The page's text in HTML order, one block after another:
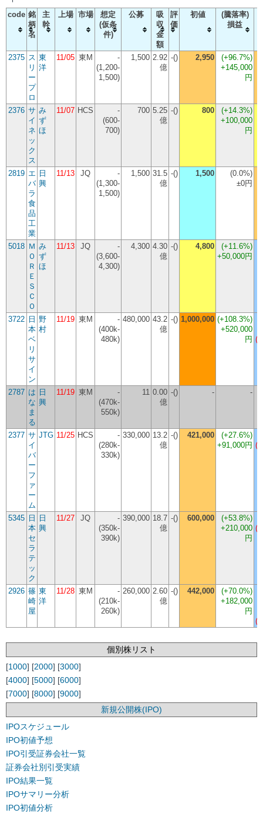
code 銘
柄
名
主
幹
上場 市場
想定
(仮条
件)
公募
吸
収
金
額
評
価
初値
(騰落率)
損益
2375 ス
リ
ー
プ
ロ
東
洋
11/05 東M
-
(1,200-
1,500)
1,500 2.92
億
-() 2,950 (+96.7%)
+145,000
円
2376 サ
イ
ネ
ッ
ク
ス
み
ず
ほ
11/07 HCS
-
(600-
700)
700 5.25
億
-() 800 (+14.3%)
+100,000
円
2819 エ
バ
ラ
食
品
工
業
日
興
11/13 JQ
-
(1,300-
1,500)
1,500 31.5
億
-() 1,500 (0.0%)
±0円
5018 Ｍ
Ｏ
Ｒ
Ｅ
Ｓ
Ｃ
Ｏ
み
ず
ほ
11/13 JQ
-
(3,600-
4,300)
4,300 4.30
億
-() 4,800 (+11.6%)
+50,000円
3722 日
本
ベ
リ
サ
イ
ン
野
村
11/19 東M
-
(400k-
480k)
480,000 43.2
億
-() 1,000,000 (+108.3%)
+520,000
円 (-
2787 は
な
ま
る
日
興
11/19 東M
-
(470k-
550k)
11 0.00
億
-() - -
2377 サ
イ
バ
ー
フ
ァ
ー
ム
JTG 11/25 HCS
-
(280k-
330k)
330,000 13.2
億
-() 421,000 (+27.6%)
+91,000円 (-
5345 日
本
セ
ラ
テ
ッ
ク
日
興
11/27 JQ
-
(350k-
390k)
390,000 18.7
億
-() 600,000 (+53.8%)
+210,000
円
(-
2926 篠
崎
屋
東
洋
11/28 東M
-
(210k-
260k)
260,000 2.60
億
-() 442,000 (+70.0%)
+182,000
円
(-
個別株リスト
[1000] [2000] [3000]
[4000] [5000] [6000]
[7000] [8000] [9000]
新規公開株(IPO)
IPOスケジュール
IPO初値予想
IPO引受証券会社一覧
証券会社別引受実績
IPO結果一覧
IPOサマリー分析
IPO初値分析